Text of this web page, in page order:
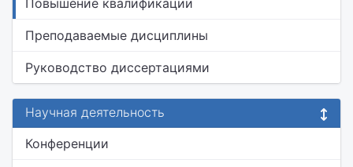
Повышение квалификации
Преподаваемые дисциплины
Руководство диссертациями
Научная деятельность
Конференции